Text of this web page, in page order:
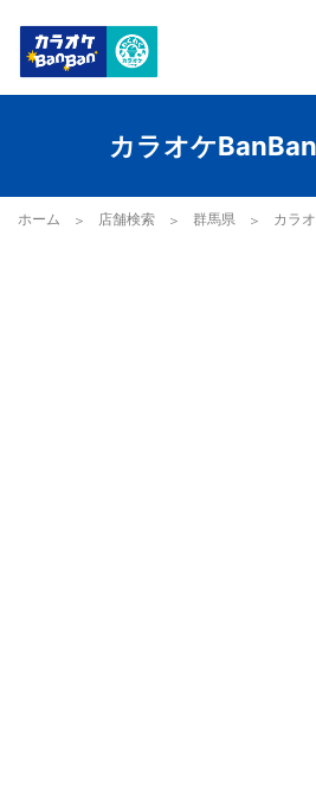
カラオケ
ホーム 店舗検索 群馬県 カラ